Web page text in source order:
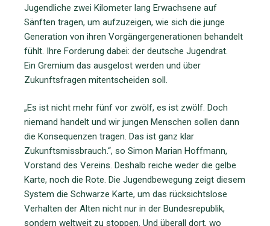
Jugendliche zwei Kilometer lang Erwachsene auf
Sänften tragen, um aufzuzeigen, wie sich die junge
Generation von ihren Vorgängergenerationen behandelt
fühlt. Ihre Forderung dabei: der deutsche Jugendrat.
Ein Gremium das ausgelost werden und über
Zukunftsfragen mitentscheiden soll.
„Es ist nicht mehr fünf vor zwölf, es ist zwölf. Doch
niemand handelt und wir jungen Menschen sollen dann
die Konsequenzen tragen. Das ist ganz klar
Zukunftsmissbrauch.“, so Simon Marian Hoffmann,
Vorstand des Vereins. Deshalb reiche weder die gelbe
Karte, noch die Rote. Die Jugendbewegung zeigt diesem
System die Schwarze Karte, um das rücksichtslose
Verhalten der Alten nicht nur in der Bundesrepublik,
sondern weltweit zu stoppen. Und überall dort, wo